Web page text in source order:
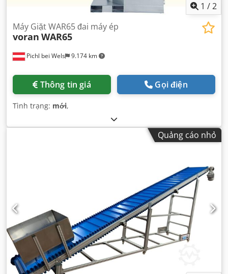
1 /2
Pichl bei Wels 9.174 km
Máy Giặt WAR65 đai máy ép
voran WAR65
Thông tin giá Gọi điện
Tình trạng: mới,
Quảng cáo nhỏ